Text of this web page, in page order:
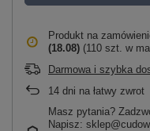
Produkt na
(18.08) (110 szt. w
Darmowa i szybka
14 dni na łatwy zwrot
Masz pytania?
Napisz: